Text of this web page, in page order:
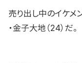
売り出し中のイケメ
・金子大地（24）だ。